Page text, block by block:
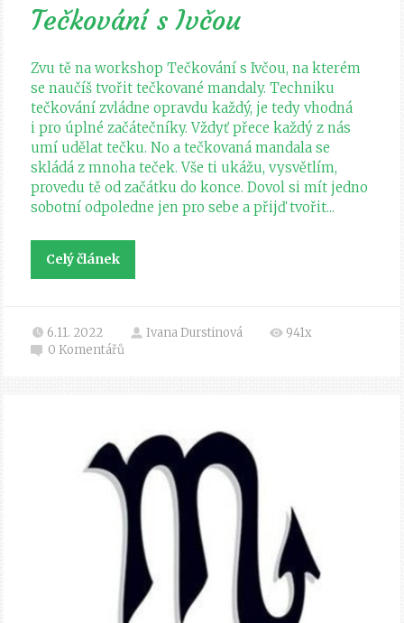
Tečkování s Ivčou
Zvu tě na workshop Tečkování s Ivčou, na kterém
se naučíš tvořit tečkované mandaly. Techniku
tečkování zvládne opravdu každý, je tedy vhodná
i pro úplné začátečníky. Vždyť přece každý z nás
umí udělat tečku. No a tečkovaná mandala se
skládá z mnoha teček. Vše ti ukážu, vysvětlím,
provedu tě od začátku do konce. Dovol si mít jedno
sobotní odpoledne jen pro sebe a přijď tvořit...
Celý článek
6.11. 2022 Ivana Durstinová
941x
0 Komentářů